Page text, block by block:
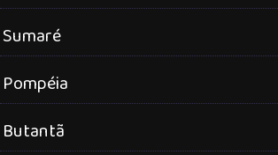
Sumaré
Pompéia
Butantã